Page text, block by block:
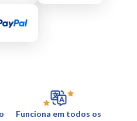
Funciona em todos os